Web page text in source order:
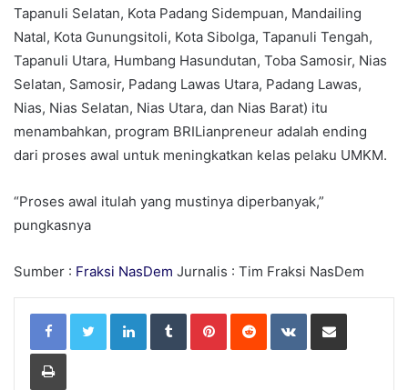
Tapanuli Selatan, Kota Padang Sidempuan, Mandailing
Natal, Kota Gunungsitoli, Kota Sibolga, Tapanuli Tengah,
Tapanuli Utara, Humbang Hasundutan, Toba Samosir, Nias
Selatan, Samosir, Padang Lawas Utara, Padang Lawas,
Nias, Nias Selatan, Nias Utara, dan Nias Barat) itu
menambahkan, program BRILianpreneur adalah ending
dari proses awal untuk meningkatkan kelas pelaku UMKM.
“Proses awal itulah yang mustinya diperbanyak,”
pungkasnya
Sumber : Fraksi NasDem Jurnalis : Tim Fraksi NasDem
LinkedIn Tumblr Pinterest Reddit VKontakte
Print